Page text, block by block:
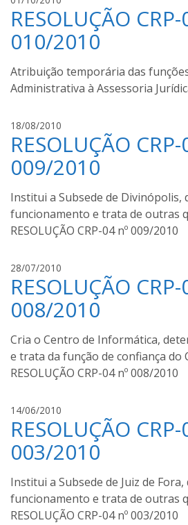
u
c
i
n
a
c
e
r
a
RESOLUÇÃO
010/2010
Atribuição temporária das
Administrativa à Assessoria
18/08/2010
u
g
u
t
o
m
r
a
RESOLUÇÃO
009/2010
Institui a Subsede de Divinópolis,
funcionamento e trata de outras
RESOLUÇÃO CRP-04 nº 009/2010
28/07/2010
u
g
u
t
o
m
r
a
RESOLUÇÃO
008/2010
Cria o Centro de Informática,
e trata da função de confiança do
RESOLUÇÃO CRP-04 nº 008/2010
14/06/2010
u
g
u
t
o
m
RESOLUÇÃO
003/2010
Institui a Subsede de Juiz de
funcionamento e trata de outras
RESOLUÇÃO CRP-04 nº 003/2010